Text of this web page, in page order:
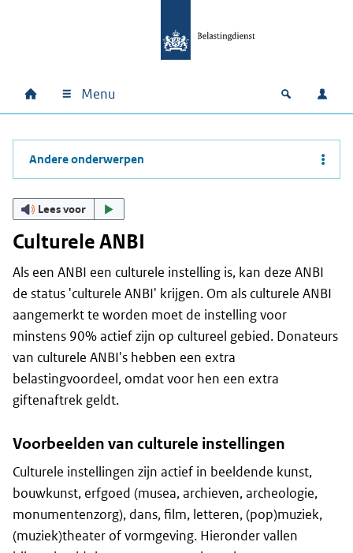
Hoofdnavigatie
Home Menu Open
Andere onderwerpen
Lees voor
Culturele ANBI
Als een ANBI een culturele instelling is, kan deze ANBI
de status 'culturele ANBI' krijgen. Om als culturele ANBI
aangemerkt te worden moet de instelling voor
minstens 90% actief zijn op cultureel gebied. Donateurs
van culturele ANBI's hebben een extra
belastingvoordeel, omdat voor hen een extra
giftenaftrek geldt.
Voorbeelden van culturele instellingen
Culturele instellingen zijn actief in beeldende kunst,
bouwkunst, erfgoed (musea, archieven, archeologie,
monumentenzorg), dans, film, letteren, (pop)muziek,
(muziek)theater of vormgeving. Hieronder vallen